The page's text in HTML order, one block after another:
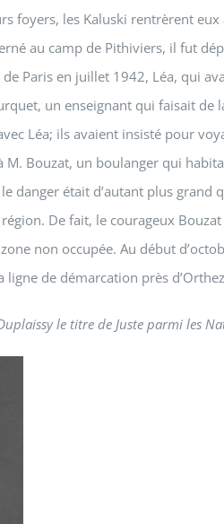
les Kaluski rentrèrent
au camp de Pithiviers, il fut
Paris en juillet 1942, Léa, qui
un enseignant qui faisait de
Léa; ils avaient insisté pour
Bouzat, un boulanger qui
danger était d’autant plus
De fait, le courageux
non occupée. Au début
de démarcation près
le titre de Juste parmi les